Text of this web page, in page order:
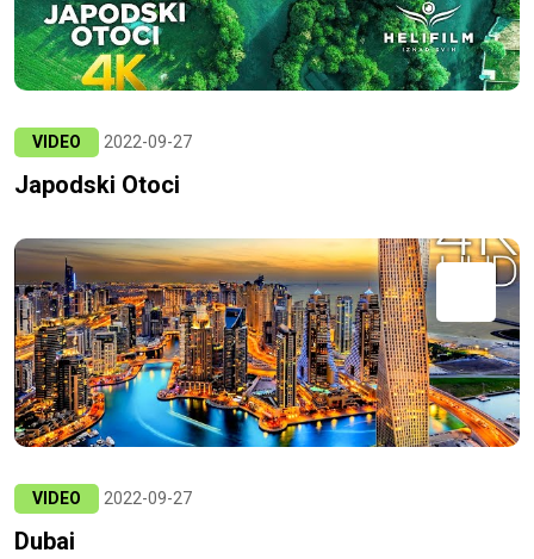
VIDEO 2022-09-27
Japodski Otoci
VIDEO 2022-09-27
Dubai